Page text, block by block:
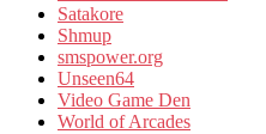
Satakore
Shmup
smspower.org
Unseen64
Video Game Den
World of Arcades